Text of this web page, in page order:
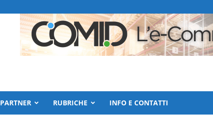
PARTNER RUBRICHE INFO E CONTATTI